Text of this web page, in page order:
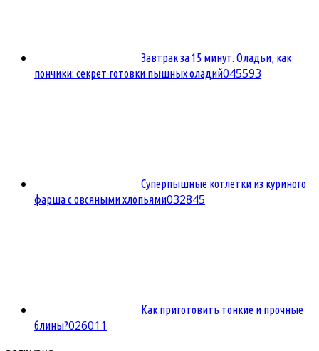
Завтрак за 15 минут. Оладьи, как
пончики: секрет готовки пышных оладий045593
Суперпышные котлетки из куриного
фарша с овсяными хлопьями032845
Как приготовить тонкие и прочные
блины?026011